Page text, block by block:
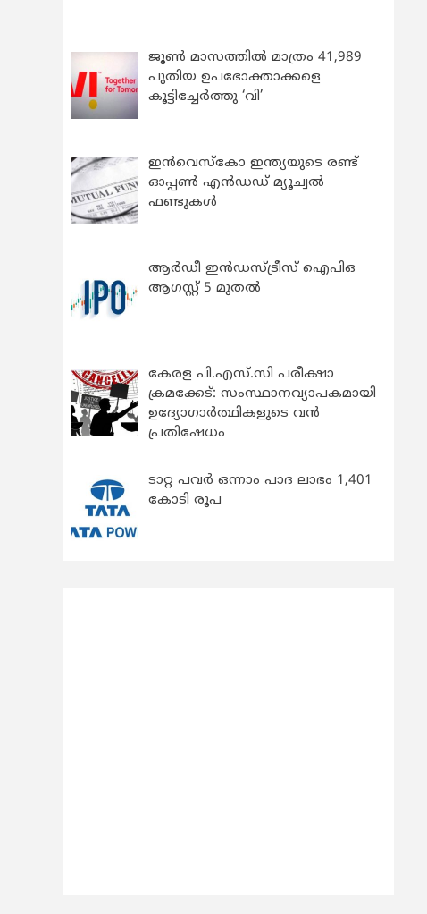
ജൂൺ മാസത്തിൽ മാത്രം 41,989
പുതിയ ഉപഭോക്താക്കളെ
കൂട്ടിച്ചേർത്തു ‘വി’
ഇന്‍വെസ്കോ ഇന്ത്യയുടെ രണ്ട്
ഓപ്പണ്‍ എന്‍ഡഡ് മ്യൂച്വല്‍
ഫണ്ടുകള്‍
ആർഡീ ഇൻഡസ്ട്രീസ് ഐപിഒ
ആഗസ്റ്റ് 5 മുതൽ
കേരള പി.എസ്.സി പരീക്ഷാ
ക്രമക്കേട്: സംസ്ഥാനവ്യാപകമായി
ഉദ്യോഗാര്‍ത്ഥികളുടെ വന്‍
പ്രതിഷേധം
ടാറ്റ പവർ ഒന്നാം പാദ ലാഭം 1,401
കോടി രൂപ